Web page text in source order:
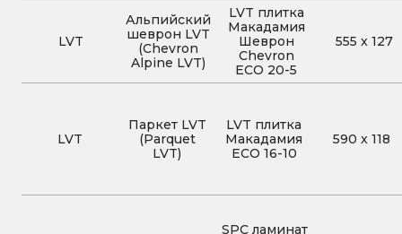
LVT
Альпийский
шеврон LVT
(Chevron
Alpine LVT)
LVT плитка
Макадамия
Шеврон
Chevron
ECO 20-5
555 x127
LVT
Паркет LVT
(Parquet
LVT)
LVT плитка
Макадамия
ECO 16-10
590 x 118
SPC ламинат